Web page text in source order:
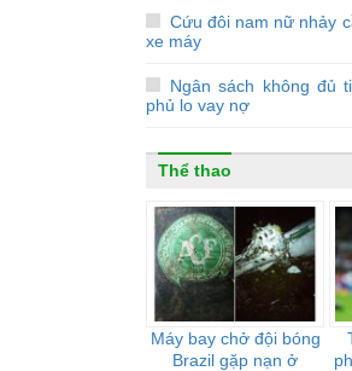
Cứu đôi nam nữ nhảy
xe máy
Ngân sách không đủ
phủ lo vay nợ
Thể thao
Máy bay chở đội bóng
Brazil gặp nạn ở